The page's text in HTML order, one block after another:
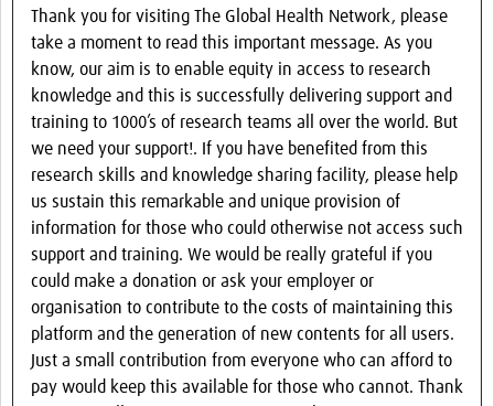
Thank you for visiting The Global Health Network, please
take a moment to read this important message. As you
know, our aim is to enable equity in access to research
knowledge and this is successfully delivering support and
training to 1000’s of research teams all over the world. But
we need your support!. If you have benefited from this
research skills and knowledge sharing facility, please help
us sustain this remarkable and unique provision of
information for those who could otherwise not access such
support and training. We would be really grateful if you
could make a donation or ask your employer or
organisation to contribute to the costs of maintaining this
platform and the generation of new contents for all users.
Just a small contribution from everyone who can afford to
pay would keep this available for those who cannot. Thank